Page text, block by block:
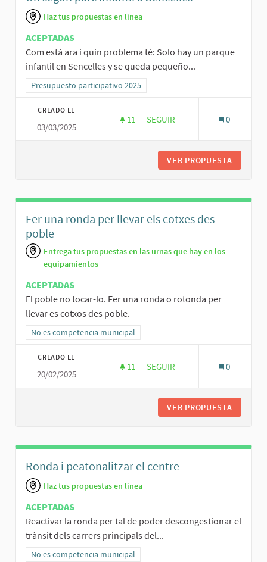
Haz tus propuestas en línea
ACEPTADAS
Com està ara i quin problema té: Solo hay un parque
infantil en Sencelles y se queda pequeño...
Resultados al filtrar por la categoría: Presupuesto participativo
Presupuesto participativo 2025
CREADO EL
03/03/2025
11 11 SEGUIDORAS
SEGUIR 0
VER PROPUESTA
Fer una ronda per llevar els cotxes des
poble
Entrega tus propuestas en las urnas que hay en los
equipamientos
ACEPTADAS
El poble no tocar-lo. Fer una ronda o rotonda per
llevar es cotxos des poble.
Resultados al filtrar por la categoría: No es competencia municipal
No es competencia municipal
CREADO EL
20/02/2025
11 11 SEGUIDORAS
SEGUIR 0
VER PROPUESTA
Ronda i peatonalitzar el centre
Haz tus propuestas en línea
ACEPTADAS
Reactivar la ronda per tal de poder descongestionar el
trànsit dels carrers principals del...
Resultados al filtrar por la categoría: No es competencia municipal
No es competencia municipal